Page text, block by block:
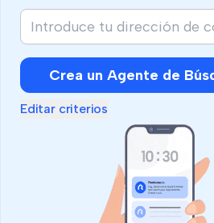
Si
eres
humano,
ignora
este
campo
Crea un Agente de
Editar criterios